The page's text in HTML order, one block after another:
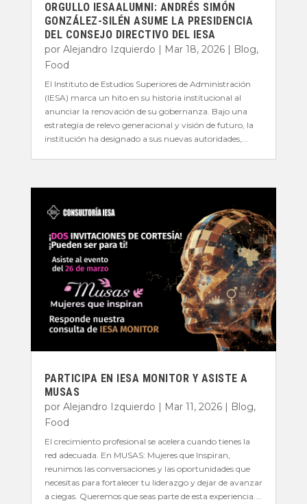
ORGULLO IESAALUMNI: ANDRÉS SIMÓN
GONZÁLEZ-SILÉN ASUME LA PRESIDENCIA
DEL CONSEJO DIRECTIVO DEL IESA
por Alejandro Izquierdo | Mar 18, 2026| Blog,
Food
El Instituto de Estudios Superiores de Administración
(IESA) marca un hito en su historia institucional al
anunciar la renovación de su gobernanza. Bajo una
estrategia de relevo generacional y visión de futuro, la
institución ha designado a sus nuevas autoridades,...
PARTICIPA EN IESA MONITOR Y ASISTE A
MUSAS
por Alejandro Izquierdo | Mar 11, 2026| Blog,
Food
El crecimiento profesional se acelera cuando tienes la
red adecuada. En MUSAS: Mujeres que Inspiran,
reunimos las conversaciones y las oportunidades que
necesitas para fortalecer tu liderazgo y dejar de avanzar
a ciegas. Queremos que seas parte de esta experiencia....